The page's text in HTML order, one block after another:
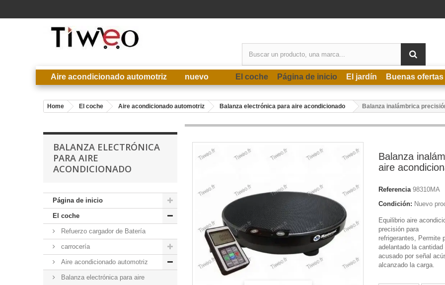
Aire acondicionado automotriz nuevo El coche Página de inicio El jardín Buenas ofertas
Home El coche Aire acondicionado automotriz Balanza electrónica para aire acondicionado Balanza inalámbrica
BALANZA ELECTRÓNICA
PARA AIRE
ACONDICIONADO
Página de inicio
El coche
Refuerzo cargador de Batería
carrocería
Aire acondicionado automotriz
Balanza electrónica para aire
Balanza
aire
Referencia 98310MA
Condición: Nuevo
Equilibrio aire
precisión para
refrigerantes, Permite
adelantado la
acusado por señal
alcanzado la carga.